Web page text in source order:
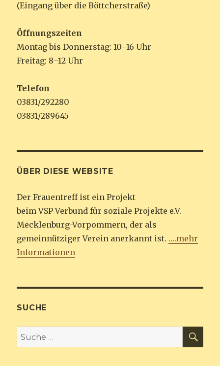
(Eingang über die Böttcherstraße)
Öffnungszeiten
Montag bis Donnerstag: 10–16 Uhr
Freitag: 8–12 Uhr
Telefon
03831/292280
03831/289645
ÜBER DIESE WEBSITE
Der Frauentreff ist ein Projekt
beim VSP Verbund für soziale Projekte e.V.
Mecklenburg-Vorpommern, der als
gemeinnütziger Verein anerkannt ist. ….mehr
Informationen
SUCHE
Suche
nach: